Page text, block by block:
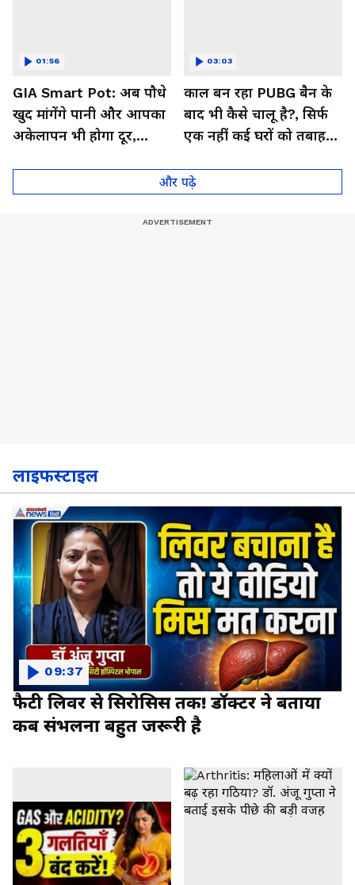
GIA Smart Pot: अब पौधे
खुद मांगेंगे पानी और आपका
अकेलापन भी होगा दूर,
01:56
काल बन रहा PUBG बैन के
बाद भी कैसे चालू है?, सिर्फ
एक नहीं कई घरों को तबाह
03:03
और पढ़े
लाइफस्टाइल
फैटी लिवर से सिरोसिस तक! डॉक्टर ने बताया
कब संभलना बहुत जरूरी है
09:37